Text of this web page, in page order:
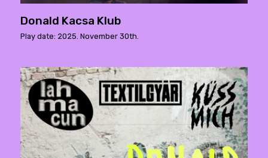
Donald Kacsa Klub
Play date: 2025. November 30th.